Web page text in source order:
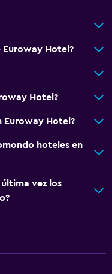
Euroway Hotel?
Hotel?
Euroway Hotel?
hoteles en
vez los